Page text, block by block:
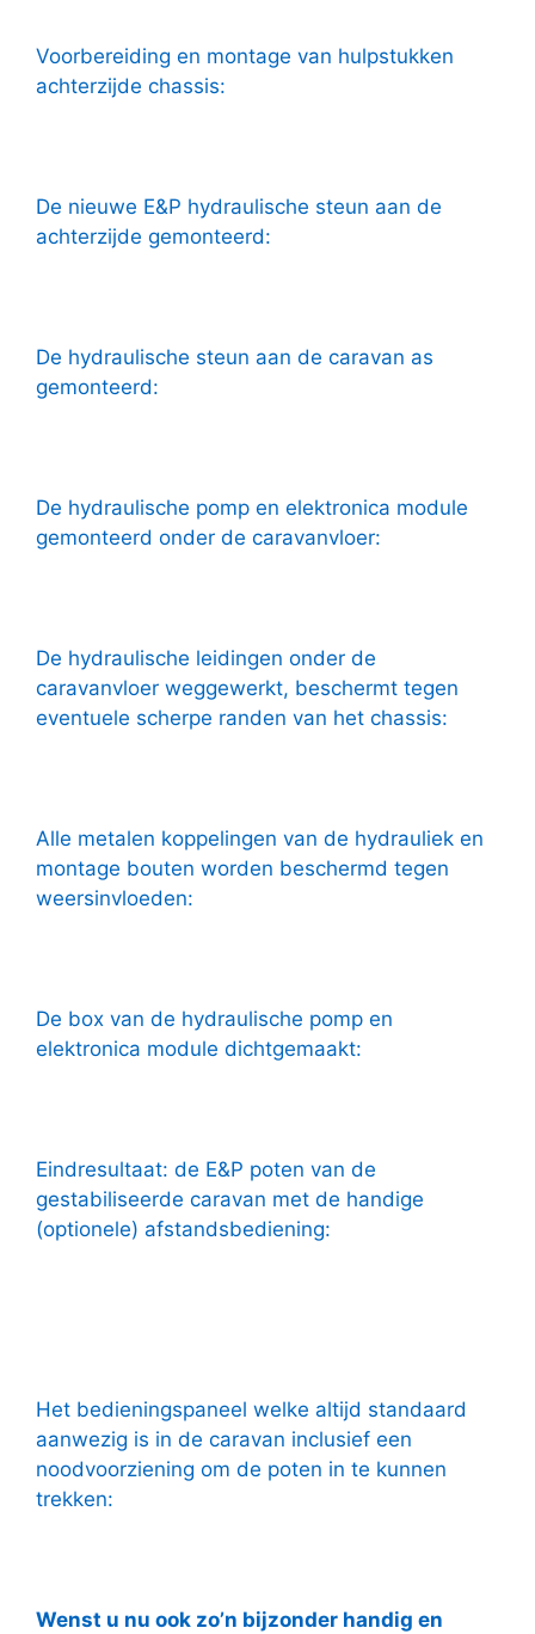
Voorbereiding en montage van hulpstukken
achterzijde chassis:
De nieuwe E&P hydraulische steun aan de
achterzijde gemonteerd:
De hydraulische steun aan de caravan as
gemonteerd:
De hydraulische pomp en elektronica module
gemonteerd onder de caravanvloer:
De hydraulische leidingen onder de
caravanvloer weggewerkt, beschermt tegen
eventuele scherpe randen van het chassis:
Alle metalen koppelingen van de hydrauliek en
montage bouten worden beschermd tegen
weersinvloeden:
De box van de hydraulische pomp en
elektronica module dichtgemaakt:
Eindresultaat: de E&P poten van de
gestabiliseerde caravan met de handige
(optionele) afstandsbediening:
Het bedieningspaneel welke altijd standaard
aanwezig is in de caravan inclusief een
noodvoorziening om de poten in te kunnen
trekken:
Wenst u nu ook zo’n bijzonder handig en